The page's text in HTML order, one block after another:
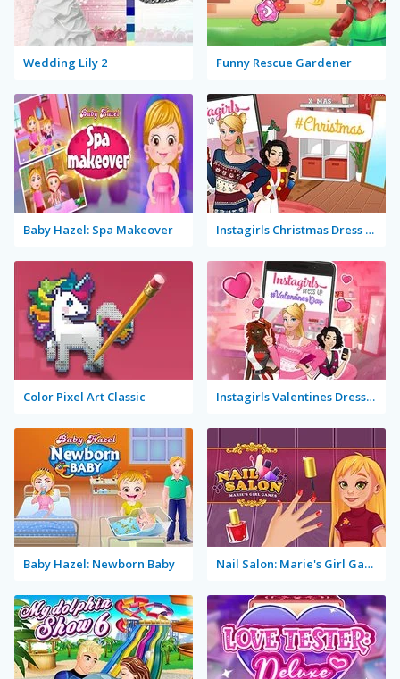
Wedding Lily 2 Funny Rescue Gardener
Baby Hazel: Spa Makeover Instagirls Christmas Dress Up
Color Pixel Art Classic Instagirls Valentines Dress Up
Baby Hazel: Newborn Baby Nail Salon: Marie's Girl Games